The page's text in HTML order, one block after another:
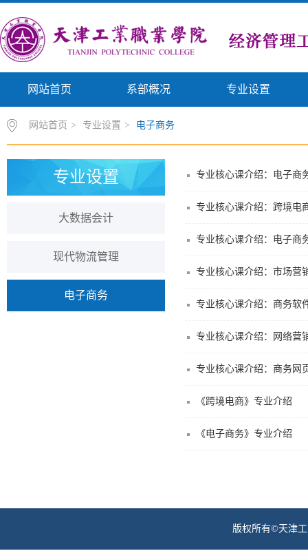
网站首页 系部概况 专业设置
网站首页 > 专业设置 > 电子商务
专业设置
大数据会计
现代物流管理
电子商务
专业核心课介绍：电子商
专业核心课介绍：跨境电
专业核心课介绍：电子商
专业核心课介绍：市场营
专业核心课介绍：商务软
专业核心课介绍：网络营
专业核心课介绍：商务网
《跨境电商》专业介绍
《电子商务》专业介绍
版权所有©天津